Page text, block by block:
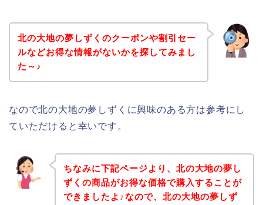
北の大地の夢しずくのクーポンや割引セー
ルなどお得な情報がないかを探してみまし
た～♪
なので北の大地の夢しずくに興味のある方は参考にし
ていただけると幸いです。
ちなみに下記ページより、北の大地の夢し
ずくの商品がお得な価格で購入することが
できましたよ♪なので、北の大地の夢しず